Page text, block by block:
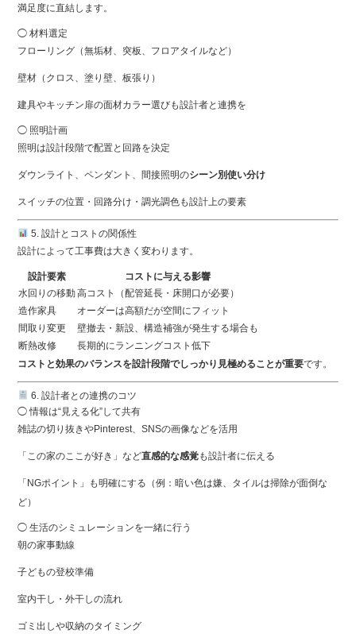
満足度に直結します。
◯ 材料選定
フローリング（無垢材、突板、フロアタイルなど）
壁材（クロス、塗り壁、板張り）
建具やキッチン扉の面材カラー選びも設計者と連携を
◯ 照明計画
照明は設計段階で配置と回路を決定
ダウンライト、ペンダント、間接照明のシーン別使い分け
スイッチの位置・回路分け・調光調色も設計上の要素
5. 設計とコストの関係性
設計によって工事費は大きく変わります。
設計要素
コストに与える影響
水回りの移動高コスト（配管延長・床開口が必要）
造作家具
オーダーは高額だが空間にフィット
間取り変更
壁撤去・新設、構造補強が発生する場合も
断熱改修
長期的にランニングコスト低下
コストと効果のバランスを設計段階でしっかり見極めることが重要です。
6. 設計者との連携のコツ
◯ 情報は“見える化”して共有
雑誌の切り抜きやPinterest、SNSの画像などを活用
「この家のここが好き」など直感的な感覚も設計者に伝える
「NGポイント」も明確にする（例：暗い色は嫌、タイルは掃除が面倒な
ど）
◯ 生活のシミュレーションを一緒に行う
朝の家事動線
子どもの登校準備
室内干し・外干しの流れ
ゴミ出しや収納のタイミング